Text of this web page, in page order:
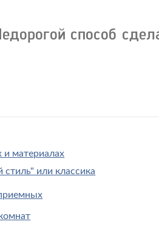
способ
и материалах
или классика